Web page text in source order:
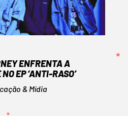
ENFRENTA A
EP ‘ANTI-RASO’
& Mídia